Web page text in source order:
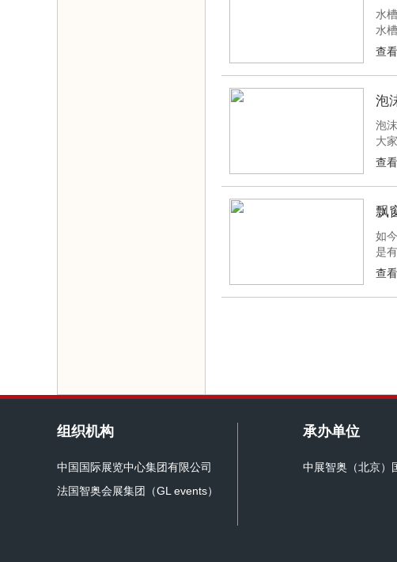
水
水
上
查
泡
泡
大
属
查
飘
如
是
计
查
组织机构
中国国际展览中心集团有限公司
法国智奥会展集团（GL events）
承办单位
中展智奥（北京）